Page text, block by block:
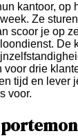
kantoor, op
Ze
scoor je op
De
voor drie
tijd en lever
voor.